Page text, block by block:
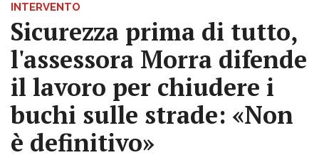
INTERVENTO
Sicurezza prima di tutto,
l'assessora Morra difende
il lavoro per chiudere i
buchi sulle strade: «Non
è definitivo»